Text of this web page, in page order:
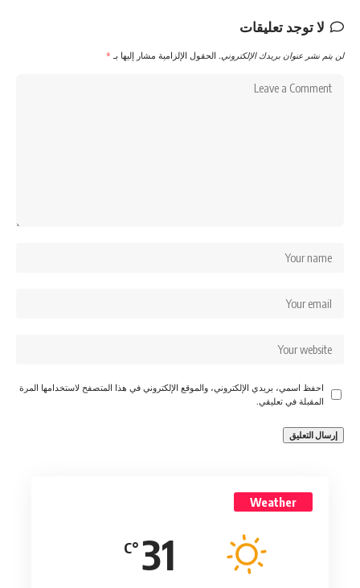
لا توجد تعليقات
لن يتم نشر عنوان بريدك الإلكتروني. الحقول الإلزامية مشار إليها بـ *
احفظ اسمي، بريدي الإلكتروني، والموقع الإلكتروني في هذا المتصفح لاستخدامها المرة
المقبلة في تعليقي.
Weather
31
°C